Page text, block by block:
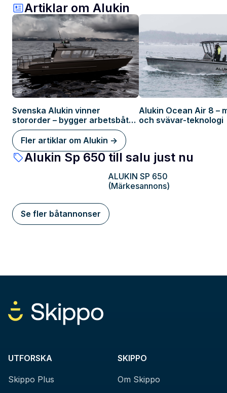
Artiklar om Alukin
Svenska Alukin vinner
stororder – bygger arbetsbåt
till Marinen
Alukin Ocean Air 8 –
och svävar-teknologi
Fler artiklar om Alukin ->
Alukin Sp 650 till salu just nu
ALUKIN SP 650
(Märkesannons)
Se fler båtannonser
UTFORSKA
Skippo Plus
SKIPPO
Om Skippo